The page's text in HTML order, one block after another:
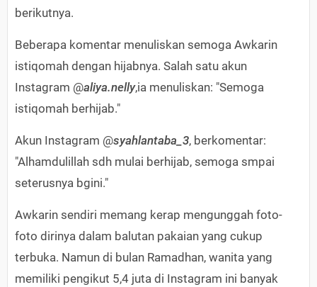
berikutnya.
Beberapa komentar menuliskan semoga Awkarin
istiqomah dengan hijabnya. Salah satu akun
Instagram @aliya.nelly,ia menuliskan: "Semoga
istiqomah berhijab."
Akun Instagram @syahlantaba_3, berkomentar:
"Alhamdulillah sdh mulai berhijab, semoga smpai
seterusnya bgini."
Awkarin sendiri memang kerap mengunggah foto-
foto dirinya dalam balutan pakaian yang cukup
terbuka. Namun di bulan Ramadhan, wanita yang
memiliki pengikut 5,4 juta di Instagram ini banyak